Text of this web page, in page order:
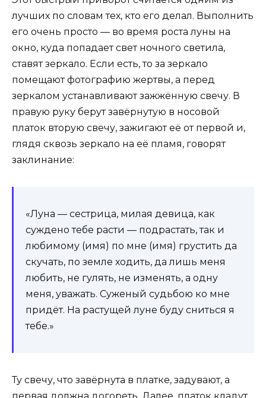
лучших по словам тех, кто его делал. Выполнить
его очень просто — во время роста луны на
окно, куда попадает свет ночного светила,
ставят зеркало. Если есть, то за зеркало
помещают фотографию жертвы, а перед
зеркалом устанавливают зажжённую свечу. В
правую руку берут завёрнутую в носовой
платок вторую свечу, зажигают её от первой и,
глядя сквозь зеркало на её пламя, говорят
заклинание:
«Луна — сестрица, милая девица, как
суждено тебе расти — подрастать, так и
любимому (имя) по мне (имя) грустить да
скучать, по земле ходить, да лишь меня
любить, не гулять, не изменять, а одну
меня, уважать. Суженый судьбою ко мне
придёт. На растущей луне буду сниться я
тебе.»
Ту свечу, что завёрнута в платке, задувают, а
первая должна догореть. Далее, платок кладут